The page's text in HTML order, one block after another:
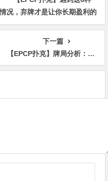
情况，弃牌才是让你长期盈利的
智之举
下一篇
【EPCP扑克】牌局分析：check raise赢的更多